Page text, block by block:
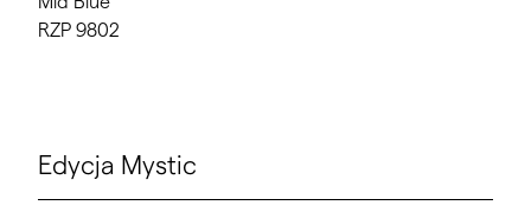
RZP 9802
Edycja Mystic